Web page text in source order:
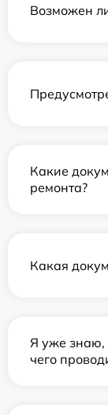
Возможен
Какие
ремонта?
Какая
Я уже знаю,
чего